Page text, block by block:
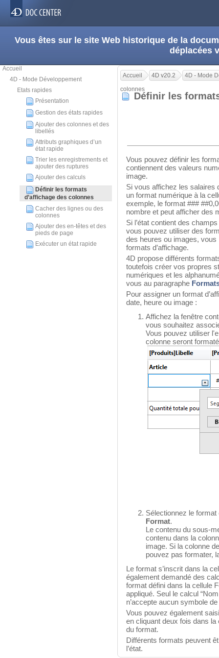
Vous êtes sur le site Web historique de la
déplacées
Accueil
4D - Mode Développement
Etats rapides
Présentation
Gestion des états rapides
Ajouter des colonnes et des
libellés
Attributs graphiques d’un
état rapide
Trier les enregistrements et
ajouter des ruptures
Ajouter des calculs
Définir les formats
d’affichage des colonnes
Cacher des lignes ou des
colonnes
Ajouter des en-têtes et des
pieds de page
Exécuter un état rapide
Accueil 4D v20.2
4D - Mode
colonnes
Définir les
Vous pouvez définir les
contiennent des valeurs
image.
Si vous affichez les salaires
un format numérique à la
exemple, le format ###
nombre et peut afficher des
Si l’état contient des
vous pouvez utiliser des
des heures ou images,
formats d’affichage.
4D propose différents
toutefois créer vos propres
numériques et les
vous au paragraphe
Pour assigner un format
date, heure ou image :
Affichez la fenêtre
vous souhaitez
Vous pouvez utiliser
colonne seront
Sélectionnez le format
Format.
Le contenu du sous-
contenu dans la
image. Si la colonne
pouvez pas formater,
Le format s’inscrit dans la
également demandé des
format défini dans la cellule
appliqué. Seul le calcul
n’accepte aucun symbole
Vous pouvez également
en cliquant deux fois dans
du format.
Différents formats peuvent
l’état.